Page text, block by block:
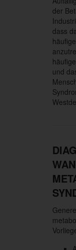
der
dass
und